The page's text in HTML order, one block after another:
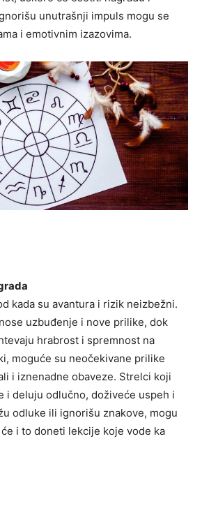
unutrašnji impuls mogu se
i emotivnim izazovima.
kada su avantura i rizik neizbežni.
uzbuđenje i nove prilike, dok
hrabrost i spremnost na
moguće su neočekivane prilike
i iznenadne obaveze. Strelci koji
i deluju odlučno, doživeće uspeh i
odluke ili ignorišu znakove, mogu
i to doneti lekcije koje vode ka